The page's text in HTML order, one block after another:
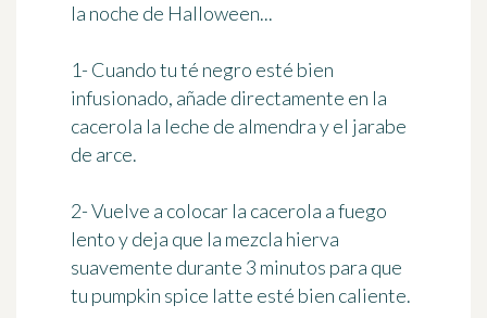
la noche de Halloween...
1- Cuando tu té negro esté bien
infusionado, añade directamente en la
cacerola la leche de almendra y el jarabe
de arce.
2- Vuelve a colocar la cacerola a fuego
lento y deja que la mezcla hierva
suavemente durante 3 minutos para que
tu pumpkin spice latte esté bien caliente.